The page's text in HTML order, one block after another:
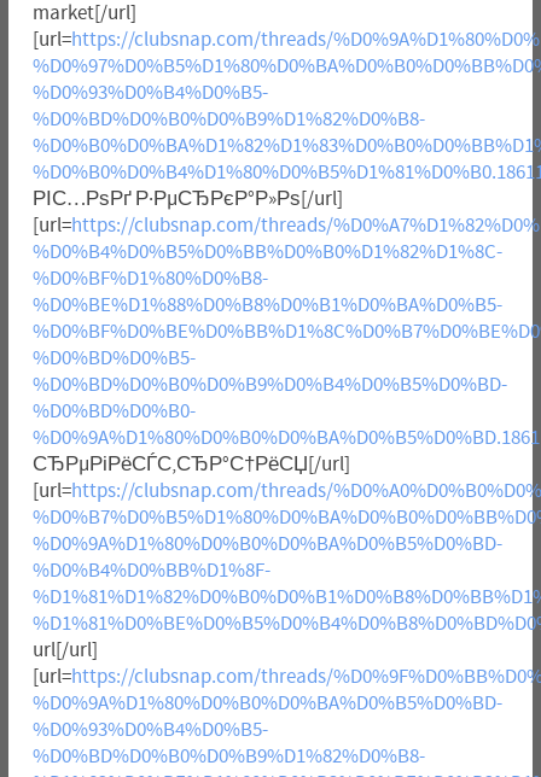
market[/url]
[url=https://clubsnap.com/threads/
%D0%93%D0%B4%D0%B5-
%D0%BD%D0%B0%D0%B9%D1%82%D0%B8-
РІС…РѕРґ Р·РµСЂРєР°Р»Рѕ[/url]
[url=https://clubsnap.com/threads/
%D0%B4%D0%B5%D0%BB%D0%B0%D1%82%D1%8C-
%D0%BF%D1%80%D0%B8-
%D0%BE%D1%88%D0%B8%D0%B1%D0%BA%D0%B5-
%D0%BD%D0%B5-
%D0%BD%D0%B0%D0%B9%D0%B4%D0%B5%D0%BD-
%D0%BD%D0%B0-
СЂРµРіРёСЃС‚СЂР°С†РёСЏ[/url]
[url=https://clubsnap.com/threads/
%D0%9A%D1%80%D0%B0%D0%BA%D0%B5%D0%BD-
%D0%B4%D0%BB%D1%8F-
url[/url]
[url=https://clubsnap.com/threads/
%D0%9A%D1%80%D0%B0%D0%BA%D0%B5%D0%BD-
%D0%93%D0%B4%D0%B5-
%D0%BD%D0%B0%D0%B9%D1%82%D0%B8-